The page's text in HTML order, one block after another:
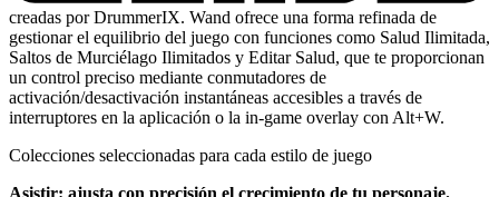
creadas por DrummerIX. Wand ofrece una forma refinada de
gestionar el equilibrio del juego con funciones como Salud Ilimitada,
Saltos de Murciélago Ilimitados y Editar Salud, que te proporcionan
un control preciso mediante conmutadores de
activación/desactivación instantáneas accesibles a través de
interruptores en la aplicación o la in-game overlay con Alt+W.
Colecciones seleccionadas para cada estilo de juego
Asistir: ajusta con precisión el crecimiento de tu personaje.